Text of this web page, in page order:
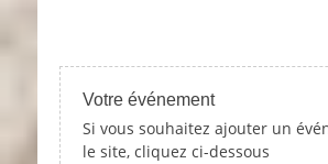
Votre événement
Si vous souhaitez ajouter un
le site, cliquez ci-dessous